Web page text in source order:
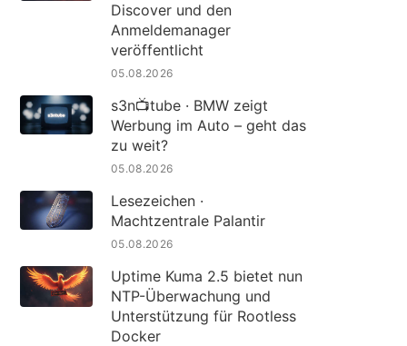
Discover und den
Anmeldemanager
veröffentlicht
05.08.2026
s3n📺tube · BMW zeigt
Werbung im Auto – geht das
zu weit?
05.08.2026
Lesezeichen ·
Machtzentrale Palantir
05.08.2026
Uptime Kuma 2.5 bietet nun
NTP-Überwachung und
Unterstützung für Rootless
Docker